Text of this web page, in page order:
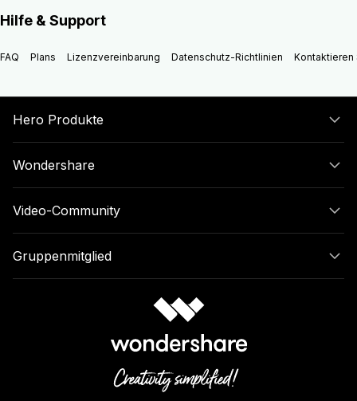
Hilfe & Support
FAQ Plans Lizenzvereinbarung Datenschutz-Richtlinien Kontaktieren
Hero Produkte
Wondershare
Video-Community
Gruppenmitglied